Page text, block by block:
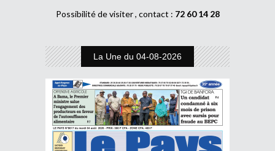
Possibilité de visiter , contact : 72 60 14 28
La Une du 04-08-2026